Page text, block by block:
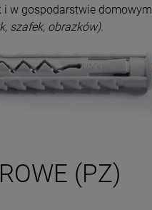
w gospodarstwie domowym
szafek, obrazków).
(PZ)